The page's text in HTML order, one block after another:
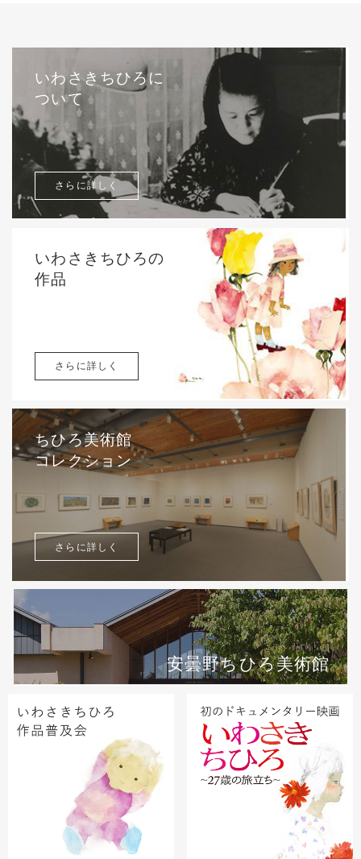
いわさきちひろに
ついて
さらに詳しく
いわさきちひろの
作品
さらに詳しく
ちひろ美術館
コレクション
さらに詳しく
安曇野ちひろ美術館